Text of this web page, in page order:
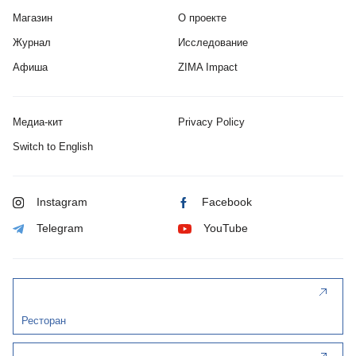
Магазин
Журнал
Афиша
О проекте
Исследование
ZIMA Impact
Медиа-кит Privacy Policy
Switch to English
Instagram Facebook
Telegram YouTube
Ресторан